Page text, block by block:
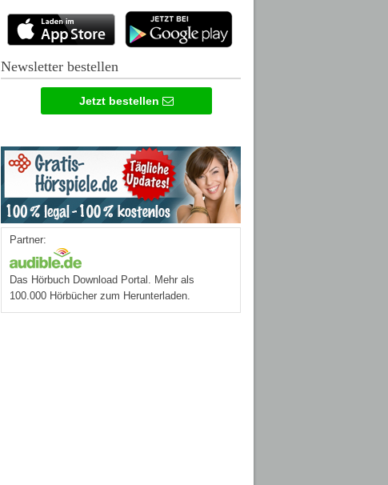
Newsletter bestellen
Jetzt bestellen
Partner:
Das Hörbuch Download Portal. Mehr als
100.000 Hörbücher zum Herunterladen.